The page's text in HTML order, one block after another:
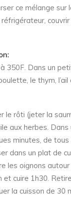
ce mélange sur
350F. Dans un
le thym,
le rôti (jeter la
aux herbes.
minutes, de
dans un plat de
les oignons autour
et cuire 1h30.
la cuisson de 30